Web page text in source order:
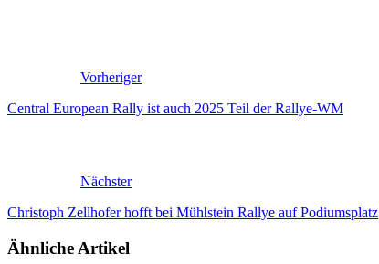
Vorheriger
Central European Rally ist auch 2025 Teil der Rallye-WM
Nächster
Christoph Zellhofer hofft bei Mühlstein Rallye auf Podiumsplatz
Ähnliche Artikel